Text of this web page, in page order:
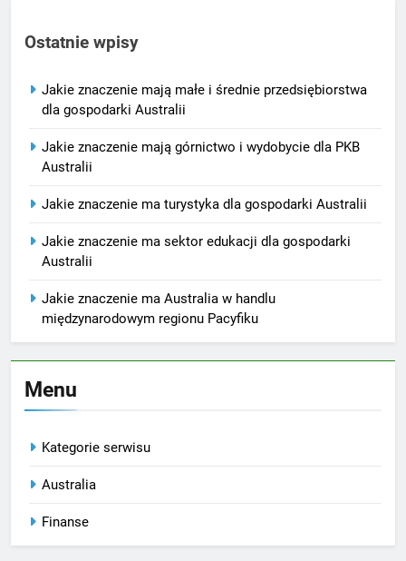
Ostatnie wpisy
Jakie znaczenie mają małe i średnie przedsiębiorstwa
dla gospodarki Australii
Jakie znaczenie mają górnictwo i wydobycie dla PKB
Australii
Jakie znaczenie ma turystyka dla gospodarki Australii
Jakie znaczenie ma sektor edukacji dla gospodarki
Australii
Jakie znaczenie ma Australia w handlu
międzynarodowym regionu Pacyfiku
Menu
Kategorie serwisu
Australia
Finanse